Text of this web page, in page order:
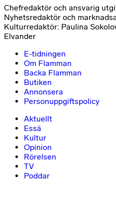
Chefredaktör och ansvarig
Nyhetsredaktör och
Kulturredaktör: Paulina
Elvander
E-tidningen
Om Flamman
Backa Flamman
Butiken
Annonsera
Personuppgiftspolicy
Aktuellt
Essä
Kultur
Opinion
Rörelsen
TV
Poddar